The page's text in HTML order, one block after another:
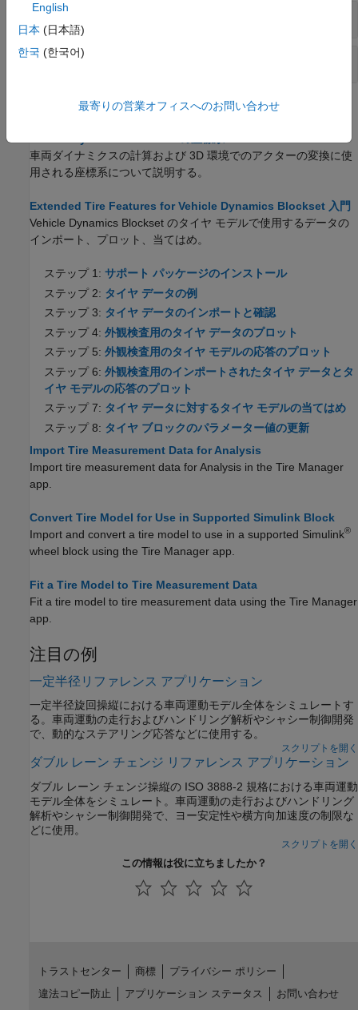
車輪
ブレーキ
トピック
車両ダイナミクスの計算および 3D 環境でのアクターの変換に使
用される座標系について説明する。
Extended Tire Features for Vehicle Dynamics Blockset 入門
Vehicle Dynamics Blockset のタイヤ モデルで使用するデータの
インポート、プロット、当てはめ。
ステップ 1: サポート パッケージのインストール
ステップ 2: タイヤ データの例
ステップ 3: タイヤ データのインポートと確認
ステップ 4: 外観検査用のタイヤ データのプロット
ステップ 5: 外観検査用のタイヤ モデルの応答のプロット
ステップ 6: 外観検査用のインポートされたタイヤ データとタ
イヤ モデルの応答のプロット
ステップ 7: タイヤ データに対するタイヤ モデルの当てはめ
ステップ 8: タイヤ ブロックのパラメーター値の更新
Import Tire Measurement Data for Analysis
Import tire measurement data for Analysis in the Tire Manager
app.
Convert Tire Model for Use in Supported Simulink Block
Import and convert a tire model to use in a supported Simulink®
wheel block using the Tire Manager app.
Fit a Tire Model to Tire Measurement Data
Fit a tire model to tire measurement data using the Tire Manager
app.
注目の例
一定半径リファレンス アプリケーション
一定半径旋回操縦における車両運動モデル全体をシミュレートす
る。車両運動の走行およびハンドリング解析やシャシー制御開発
で、動的なステアリング応答などに使用する。
スクリプトを開く
ダブル レーン チェンジ リファレンス アプリケーション
ダブル レーン チェンジ操縦の ISO 3888-2 規格における車両運動
モデル全体をシミュレート。車両運動の走行およびハンドリング
解析やシャシー制御開発で、ヨー安定性や横方向加速度の制限な
どに使用。
スクリプトを開く
この情報は役に立ちましたか？
English
日本 (日本語)
한국 (한국어)
最寄りの営業オフィスへのお問い合わせ
トラストセンター 商標
プライバシー ポリシー
違法コピー防止
アプリケーション ステータス お問い合わせ